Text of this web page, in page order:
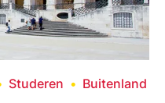
Studeren Buitenland